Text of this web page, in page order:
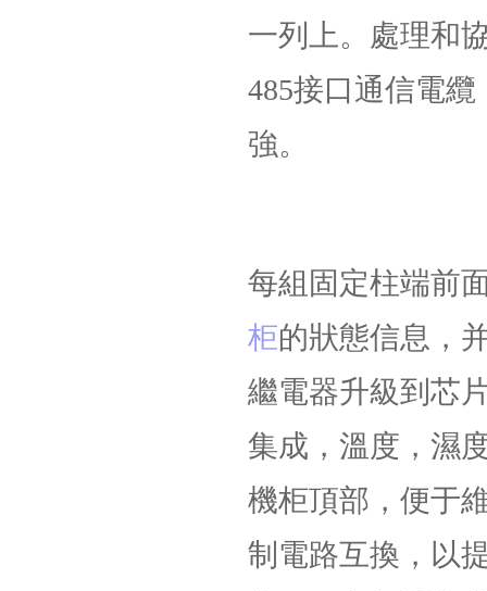
一列上。處理和
485接口通信電
強。
每組固定柱端前
柜的狀態信息，
繼電器升級到芯
集成，溫度，濕
機柜頂部，便于
制電路互換，以